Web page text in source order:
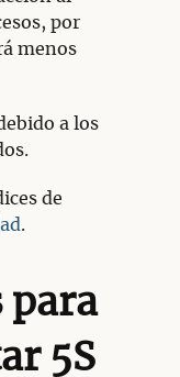
por
menos
a los
de
.
para
5S